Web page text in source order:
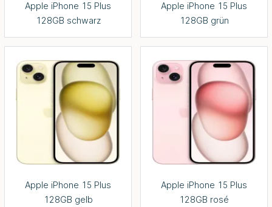
Apple iPhone 15 Plus
128GB schwarz
Apple iPhone 15 Plus
128GB grün
Apple iPhone 15 Plus
128GB gelb
Apple iPhone 15 Plus
128GB rosé